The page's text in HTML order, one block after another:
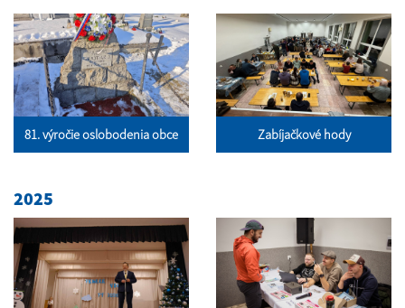
81. výročie oslobodenia obce Zabíjačkové hody
2025